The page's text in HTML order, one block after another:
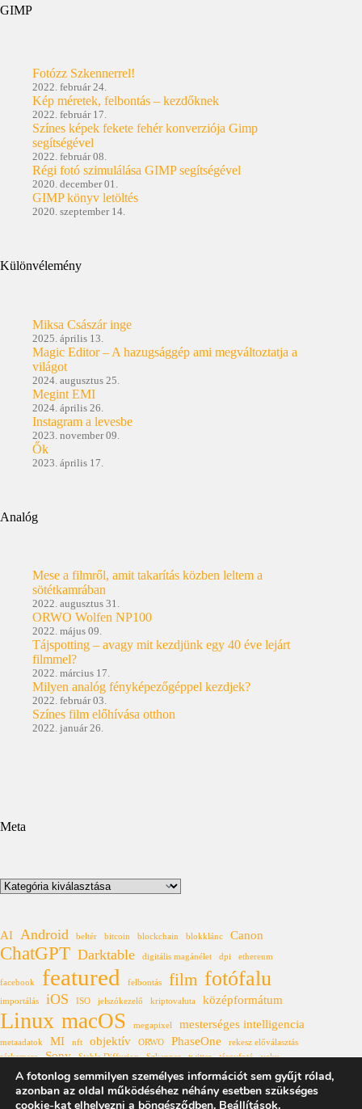
GIMP
Fotózz Szkennerrel!
2022. február 24.
Kép méretek, felbontás – kezdőknek
2022. február 17.
Színes képek fekete fehér konverziója Gimp
segítségével
2022. február 08.
Régi fotó szimulálása GIMP segítségével
2020. december 01.
GIMP könyv letöltés
2020. szeptember 14.
Különvélemény
Miksa Császár inge
2025. április 13.
Magic Editor – A hazugsággép ami megváltoztatja a
világot
2024. augusztus 25.
Megint EMI
2024. április 26.
Instagram a levesbe
2023. november 09.
Ők
2023. április 17.
Analóg
Mese a filmről, amit takarítás közben leltem a
sötétkamrában
2022. augusztus 31.
ORWO Wolfen NP100
2022. május 09.
Tájspotting – avagy mit kezdjünk egy 40 éve lejárt
filmmel?
2022. március 17.
Milyen analóg fényképezőgéppel kezdjek?
2022. február 03.
Színes film előhívása otthon
2022. január 26.
Meta
Kategóriák
AI Android beltér bitcoin blockchain blokklánc Canon
ChatGPT Darktable digitális magánélet dpi ethereum
facebook featured felbontás film fotófalu
importálás iOS ISO jelszókezelő kriptovaluta középformátum
Linux macOS megapixel mesterséges intelligencia
metaadatok MI nft objektív ORWO PhaseOne
rekesz előválasztás
réskamera
Sony Stable Diffusion Szkenner twitter tárgyfotó vaku
Windows XF állóhívás űrkutatás
A fotonlog semmilyen személyes információt sem gyűjt rólad,
azonban az oldal működéséhez néhány esetben szükséges
cookie-kat elhelyezni a böngésződben. Beállítások.